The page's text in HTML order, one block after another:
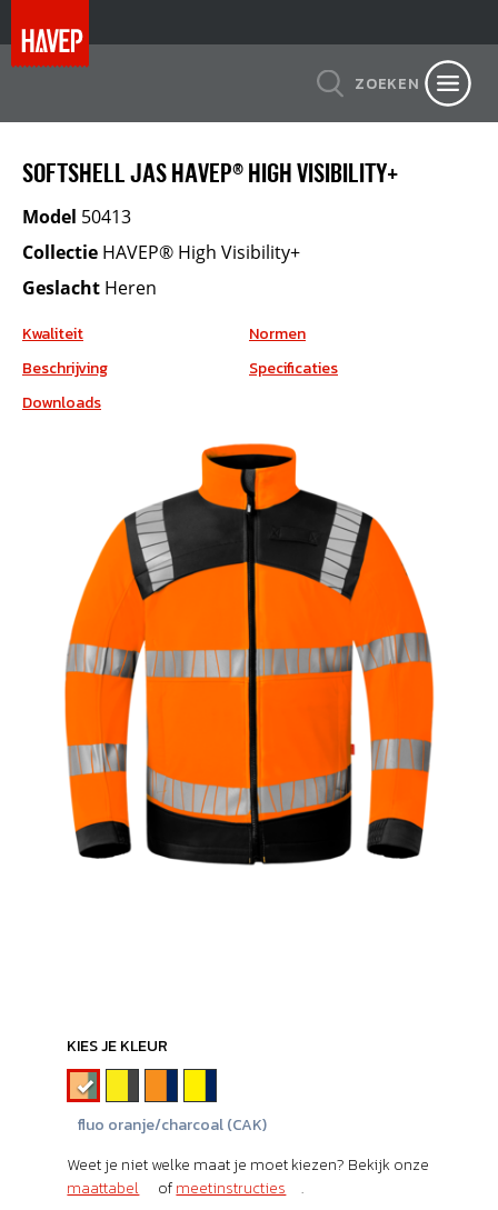
ZOEKEN
SOFTSHELL JAS HAVEP® HIGH VISIBILITY+
Model 50413
Collectie HAVEP® High Visibility+
Geslacht Heren
Kwaliteit
Normen
Beschrijving
Specificaties
Downloads
KIES JE KLEUR
fluo oranje/charcoal (CAK)
Weet je niet welke maat je moet kiezen? Bekijk onze
maattabel
ofmeetinstructies
.